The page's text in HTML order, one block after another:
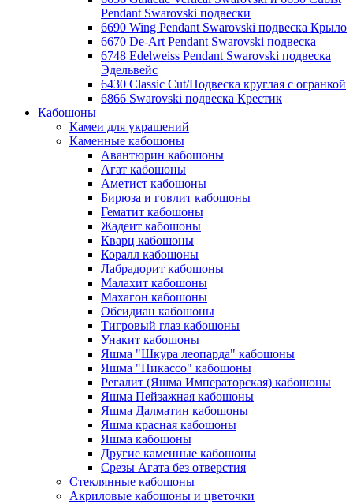
Pendant Swarovski подвески
6690 Wing Pendant Swarovski подвеска Крыло
6670 De-Art Pendant Swarovski подвеска
6748 Edelweiss Pendant Swarovski подвеска
Эдельвейс
6430 Classic Cut/Подвеска круглая с огранкой
6866 Swarovski подвеска Крестик
Кабошоны
Камеи для украшений
Каменные кабошоны
Авантюрин кабошоны
Агат кабошоны
Аметист кабошоны
Бирюза и говлит кабошоны
Гематит кабошоны
Жадеит кабошоны
Кварц кабошоны
Коралл кабошоны
Лабрадорит кабошоны
Малахит кабошоны
Махагон кабошоны
Обсидиан кабошоны
Тигровый глаз кабошоны
Унакит кабошоны
Яшма "Шкура леопарда" кабошоны
Яшма "Пикассо" кабошоны
Регалит (Яшма Императорская) кабошоны
Яшма Пейзажная кабошоны
Яшма Далматин кабошоны
Яшма красная кабошоны
Яшма кабошоны
Другие каменные кабошоны
Срезы Агата без отверстия
Стеклянные кабошоны
Акриловые кабошоны и цветочки